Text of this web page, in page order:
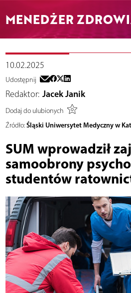
MENEDŻER
10.02.2025
Udostępnij
Redaktor: Jacek Janik
Dodaj do ulubionych
Źródło: Śląski Uniwersytet Medyczny w
SUM wprowadził
samoobrony
studentów